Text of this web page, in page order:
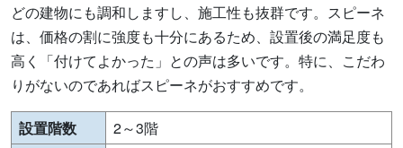
どの建物にも調和しますし、施工性も抜群です。スピーネ
は、価格の割に強度も十分にあるため、設置後の満足度も
高く「付けてよかった」との声は多いです。特に、こだわ
りがないのであればスピーネがおすすめです。
設置階数
2～3階